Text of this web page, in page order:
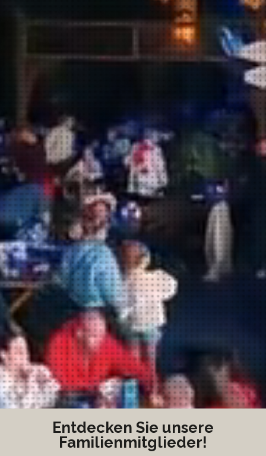
Entdecken Sie unsere
Familienmitglieder!